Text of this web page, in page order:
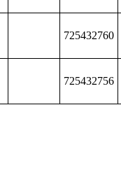
725432760
725432756